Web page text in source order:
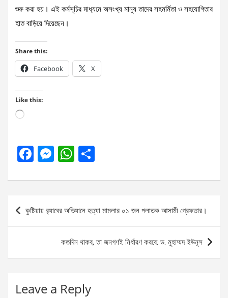
শুরু করা হয়। এই কর্মসূচির মাধ্যমে অসংখ্য মানুষ তাদের সহমর্মিতা ও সহযোগিতার
হাত বাড়িয়ে দিয়েছেন।
Share this:
Facebook X
Like this:
Loading…
F
ce
b
o
M
se
g
er
W
at
A
p
p
ar
Post
navigation
কুষ্টিয়ায় র‌্যাবের অভিযানে হত্যা মামলার ০১ জন পলাতক আসামী গ্রেফতার।
কতদিন থাকব, তা জনগণই নির্ধারণ করবে: ড. মুহাম্মদ ইউনূস
Leave a Reply